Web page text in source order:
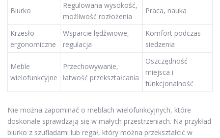
Biurko
Regulowana wysokość,
możliwość rozłożenia
Praca, nauka
Krzesło
ergonomiczne
Wsparcie lędźwiowe,
regulacja
Komfort podczas
siedzenia
Meble
wielofunkcyjne
Przechowywanie,
łatwość przekształcania
Oszczędność
miejsca i
funkcjonalność
Nie można zapominać o meblach wielofunkcyjnych, które
doskonale sprawdzają się w małych przestrzeniach. Na przykład
biurko z szufladami lub regał, który można przekształcić w